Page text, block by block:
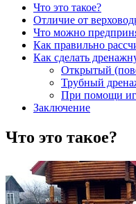
Что это такое?
Отличие от
Что можно
Как правильно
Как сделать
Открытый
Трубный
При помощи
Заключение
Что это такое?